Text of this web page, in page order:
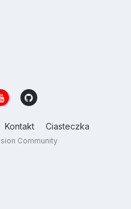
Kontakt Ciasteczka
Community